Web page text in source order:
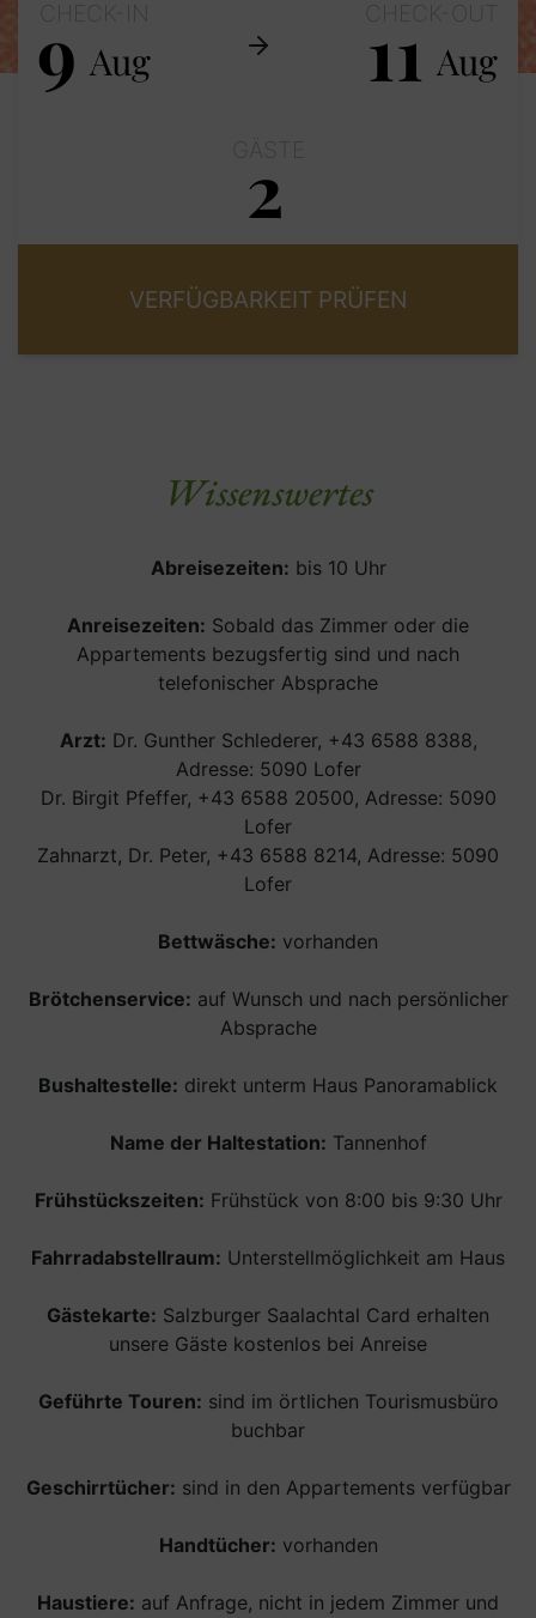
9 Aug 11 Aug
2
Wissenswertes
Abreisezeiten: bis 10 Uhr
Anreisezeiten: Sobald das Zimmer oder die
Appartements bezugsfertig sind und nach
telefonischer Absprache
Arzt: Dr. Gunther Schlederer, +43 6588 8388,
Adresse: 5090 Lofer
Dr. Birgit Pfeffer, +43 6588 20500, Adresse: 5090
Lofer
Zahnarzt, Dr. Peter, +43 6588 8214, Adresse: 5090
Lofer
Bettwäsche: vorhanden
Brötchenservice: auf Wunsch und nach persönlicher
Absprache
Bushaltestelle: direkt unterm Haus Panoramablick
Name der Haltestation: Tannenhof
Frühstückszeiten: Frühstück von 8:00 bis 9:30 Uhr
Fahrradabstellraum: Unterstellmöglichkeit am Haus
Gästekarte: Salzburger Saalachtal Card erhalten
unsere Gäste kostenlos bei Anreise
Geführte Touren: sind im örtlichen Tourismusbüro
buchbar
Geschirrtücher: sind in den Appartements verfügbar
Handtücher: vorhanden
Haustiere: auf Anfrage, nicht in jedem Zimmer und